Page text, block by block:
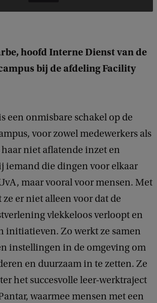
hoofd Interne Dienst van de
bij de afdeling Facility
een onmisbare schakel op de
voor zowel medewerkers als
niet aflatende inzet en
iemand die dingen voor elkaar
maar vooral voor mensen. Met
er niet alleen voor dat de
vlekkeloos verloopt en
initiatieven. Zo werkt ze samen
instellingen in de omgeving om
en duurzaam in te zetten. Ze
het succesvolle leer-werktraject
waarmee mensen met een